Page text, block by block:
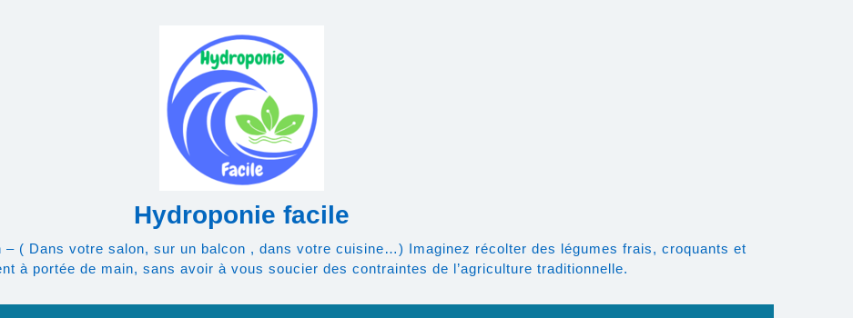
Hydroponie facile
( Dans votre salon, sur un balcon , dans votre cuisine…) Imaginez récolter des légumes frais, croquants et
à portée de main, sans avoir à vous soucier des contraintes de l’agriculture traditionnelle.